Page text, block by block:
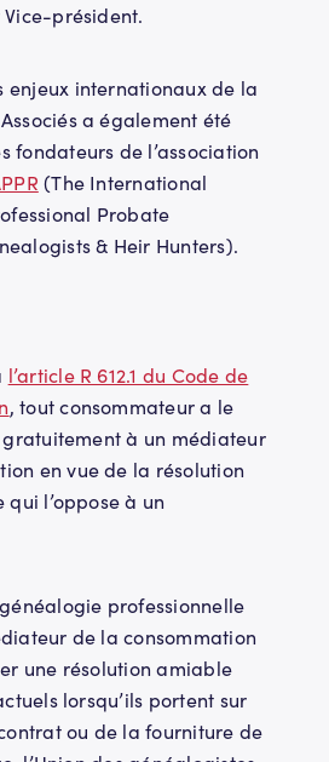
président.
enjeux internationaux de la
a également été
fondateurs de l’association
(The International
Probate
& Heir Hunters).
l’article R 612.1 du Code de
, tout consommateur a le
à un médiateur
en vue de la résolution
l’oppose à un
professionnelle
de la consommation
une résolution amiable
lorsqu’ils portent sur
ou de la fourniture de